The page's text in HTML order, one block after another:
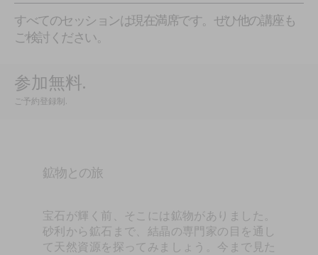
すべてのセッションは現在満席です。ぜひ他の講座も
ご検討ください。
参加無料.
ご予約登録制 .
鉱物との旅
宝石が輝く前、そこには鉱物がありました。
砂利から鉱石まで、結晶の専門家の目を通し
て天然資源を探ってみましょう。今まで見た